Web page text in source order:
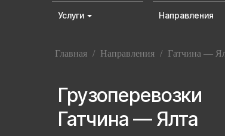
Услуги Направления
Главная / Направления / Гатчина —
Грузоперевозки
Гатчина — Ялта